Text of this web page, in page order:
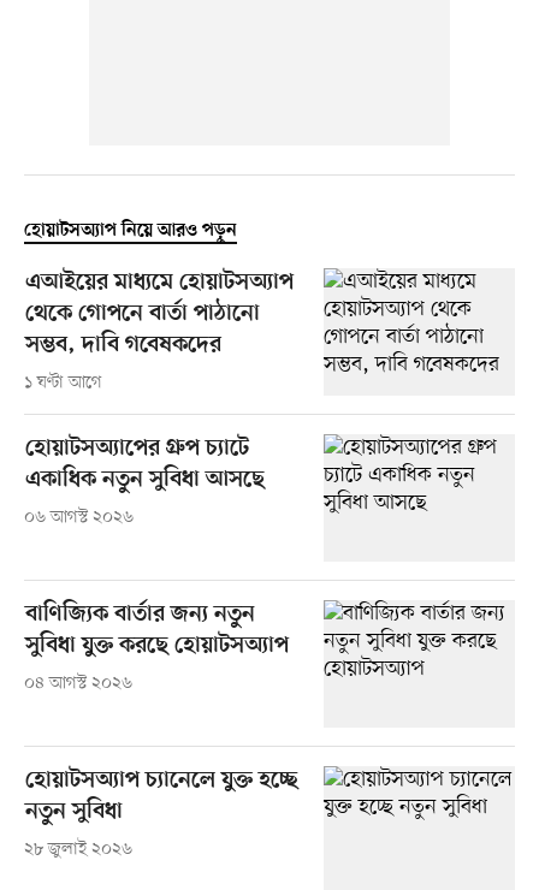
হোয়াটসঅ্যাপ নিয়ে আরও পড়ুন
এআইয়ের মাধ্যমে হোয়াটসঅ্যাপ
থেকে গোপনে বার্তা পাঠানো
সম্ভব, দাবি গবেষকদের
১ ঘণ্টা আগে
হোয়াটসঅ্যাপের গ্রুপ চ্যাটে
একাধিক নতুন সুবিধা আসছে
০৬ আগস্ট ২০২৬
বাণিজ্যিক বার্তার জন্য নতুন
সুবিধা যুক্ত করছে হোয়াটসঅ্যাপ
০৪ আগস্ট ২০২৬
হোয়াটসঅ্যাপ চ্যানেলে যুক্ত হচ্ছে
নতুন সুবিধা
২৮ জুলাই ২০২৬